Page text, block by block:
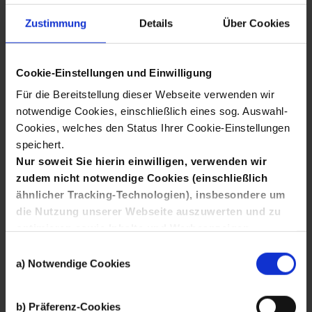
Zustimmung Details Über Cookies
Cookie-Einstellungen und Einwilligung
Für die Bereitstellung dieser Webseite verwenden wir
notwendige Cookies, einschließlich eines sog. Auswahl-
Cookies, welches den Status Ihrer Cookie-Einstellungen
speichert.
Nur soweit Sie hierin einwilligen, verwenden wir
zudem nicht notwendige Cookies (einschließlich
ähnlicher Tracking-Technologien), insbesondere um
die Nutzung unserer Webseite auszuwerten und zu
Kanälen anzusprechen und Ihnen Angebote von
Hierfür setzen wir die Dienste von Drittanbietern wie
a) Notwendige Cookies
b) Präferenz-Cookies
Bildungs­partner­schaften
Unternehmen
Wonach